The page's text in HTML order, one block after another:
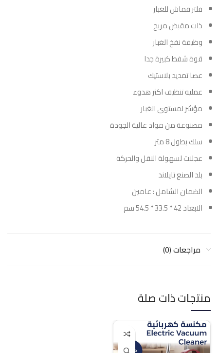
فلتر قماش للغبار
ذات مقبض مريح
وظيفة نفخ الغبار
قوة شفط كبيرة جدا
عصا تمديد بلاستيك
عمليه تنظيف اكثر هدوء
مؤشر لمستوى الغبار
مصنوعة من مواد عالية الجودة
سلك بطول 8 متر
عجلات لسهولة النقل والحركة
بلد الصنع تايلاند
الضمان الشامل : عامين
الابعاد 42 * 33.5 * 54.5 سم
مراجعات (0)
منتجات ذات صلة